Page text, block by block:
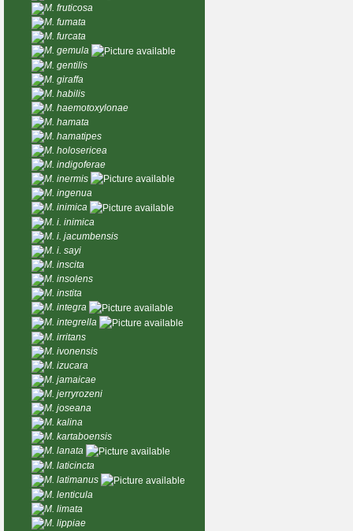
M. fruticosa
M. fumata
M. furcata
M. gemula
M. gentilis
M. giraffa
M. habilis
M. haemotoxylonae
M. hamata
M. hamatipes
M. holosericea
M. indigoferae
M. inermis
M. ingenua
M. inimica
M. i. inimica
M. i. jacumbensis
M. i. sayi
M. inscita
M. insolens
M. instita
M. integra
M. integrella
M. irritans
M. ivonensis
M. izucara
M. jamaicae
M. jerryrozeni
M. joseana
M. kalina
M. kartaboensis
M. lanata
M. laticincta
M. latimanus
M. lenticula
M. limata
M. lippiae